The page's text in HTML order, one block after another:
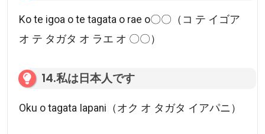
Ko te igoa o te tagata o rae o〇〇（コ テ イゴア
オ テ タガタ オ ラエ オ 〇〇）
14.私は日本人です
Oku o tagata Iapani（オク オ タガタ イアパニ）